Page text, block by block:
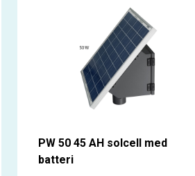
PW 50 45 AH solcell med
batteri